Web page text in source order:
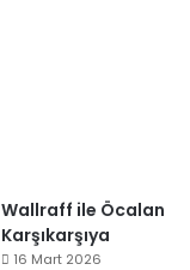
Wallraff ile Öcalan
Karşıkarşıya
16 Mart 2026